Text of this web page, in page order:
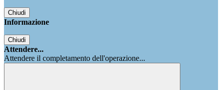
Chiudi
Informazione
Chiudi
Attendere...
Attendere il completamento dell'operazione...